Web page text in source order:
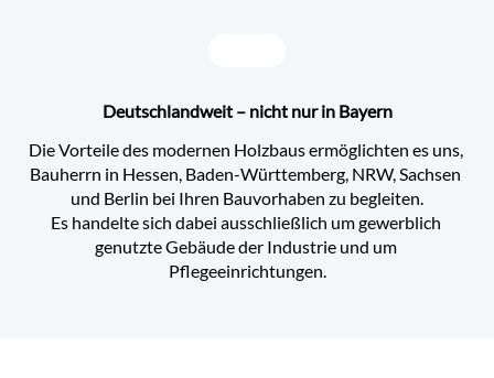
Deutschlandweit – nicht nur in Bayern
Die Vorteile des modernen Holzbaus ermöglichten es uns,
Bauherrn in Hessen, Baden-Württemberg, NRW, Sachsen
und Berlin bei Ihren Bauvorhaben zu begleiten.
Es handelte sich dabei ausschließlich um gewerblich
genutzte Gebäude der Industrie und um
Pflegeeinrichtungen.